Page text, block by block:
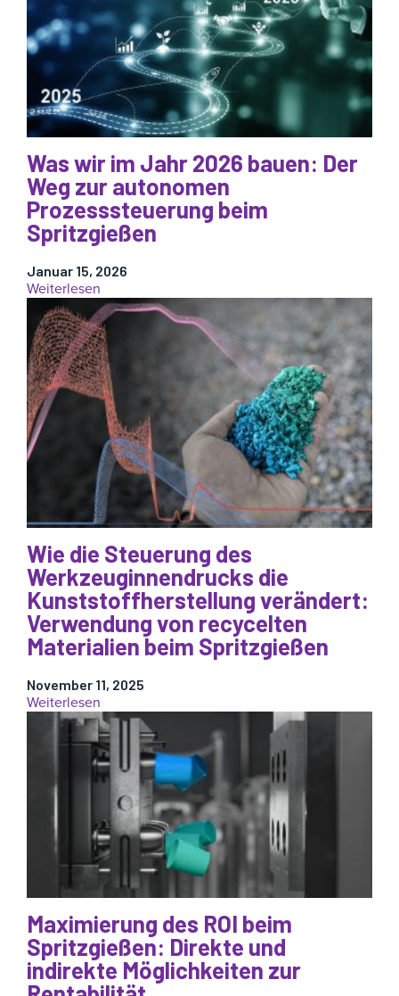
Konzepte
erklärt:
Ein
leistungsstarker
wissenschaftlicher
Ansatz
mit
DECOUPLED
MOLDING®
führt
zu
Autonomie
für
Gießer
Was wir im Jahr 2026 bauen: Der
Weg zur autonomen
Prozesssteuerung beim
Spritzgießen
Januar 15, 2026
Weiterlesen
Was
wir
im
Jahr
2026
bauen:
Der
Weg
zur
autonomen
Prozesssteuerung
beim
Spritzgießen
Wie die Steuerung des
Werkzeuginnendrucks die
Kunststoffherstellung verändert:
Verwendung von recycelten
Materialien beim Spritzgießen
November 11, 2025
Weiterlesen
Wie
die
Steuerung
des
Werkzeuginnendrucks
die
Kunststoffherstellung
verändert:
Verwendung
von
recycelten
beim
Spritzgießen
Maximierung des ROI beim
Spritzgießen: Direkte und
indirekte Möglichkeiten zur